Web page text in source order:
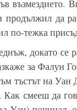
възмездието.
да
по-тежка
докато се
за Фалун
тъстът на
смееш да